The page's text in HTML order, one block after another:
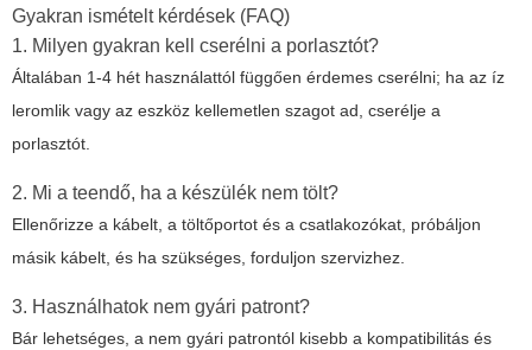
Gyakran ismételt kérdések (FAQ)
1. Milyen gyakran kell cserélni a porlasztót?
Általában 1-4 hét használattól függően érdemes cserélni; ha az íz
leromlik vagy az eszköz kellemetlen szagot ad, cserélje a
porlasztót.
2. Mi a teendő, ha a készülék nem tölt?
Ellenőrizze a kábelt, a töltőportot és a csatlakozókat, próbáljon
másik kábelt, és ha szükséges, forduljon szervizhez.
3. Használhatok nem gyári patront?
Bár lehetséges, a nem gyári patrontól kisebb a kompatibilitás és